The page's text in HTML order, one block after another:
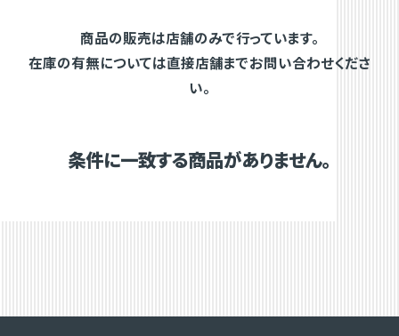
商品の販売は店舗のみで行っています。
在庫の有無については直接店舗までお問い合わせくださ
い。
条件に一致する商品がありません。